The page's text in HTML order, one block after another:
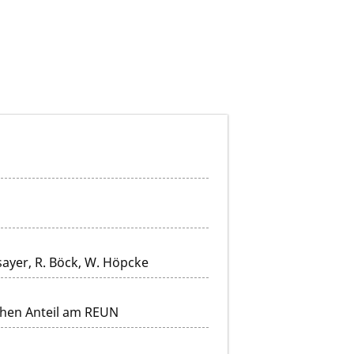
R. Böck, W. Höpcke
Anteil am REUN